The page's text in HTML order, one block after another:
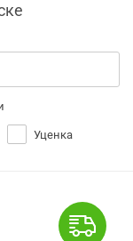
Уценка